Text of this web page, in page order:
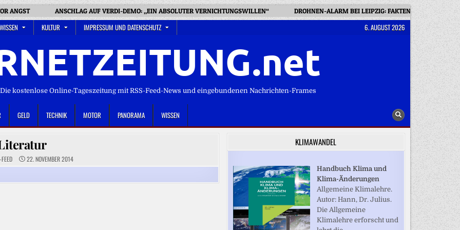
ANGST ANSCHLAG AUF VERDI-DEMO: „EIN ABSOLUTER VERNICHTUNGSWILLEN“ DROHNEN-ALARM BEI LEIPZIG: FAKTEN UND OFFENE
KULTUR IMPRESSUM UND DATENSCHUTZ 6. AUGUST 2026
kostenlose Online-Tageszeitung mit RSS-Feed-News und eingebundenen Nachrichten-Frames
GELD TECHNIK MOTOR PANORAMA WISSEN
22. NOVEMBER 2014
KLIMAWANDEL
Handbuch Klima und
Klima-Änderungen
Allgemeine Klimalehre.
Autor: Hann, Dr. Julius.
Die Allgemeine
Klimalehre erforscht und